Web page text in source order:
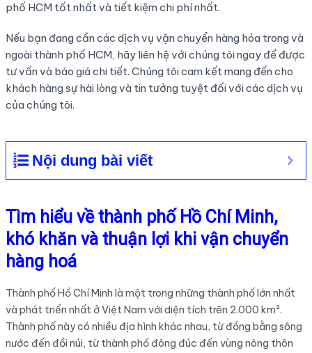
phố HCM tốt nhất và tiết kiệm chi phí nhất.
Nếu bạn đang cần các dịch vụ vận chuyển hàng hóa trong và
ngoài thành phố HCM, hãy liên hệ với chúng tôi ngay để được
tư vấn và báo giá chi tiết. Chúng tôi cam kết mang đến cho
khách hàng sự hài lòng và tin tưởng tuyệt đối với các dịch vụ
của chúng tôi.
Nội dung bài viết
Tìm hiểu về thành phố Hồ Chí Minh,
khó khăn và thuận lợi khi vận chuyển
hàng hoá
Thành phố Hồ Chí Minh là một trong những thành phố lớn nhất
và phát triển nhất ở Việt Nam với diện tích trên 2.000 km².
Thành phố này có nhiều địa hình khác nhau, từ đồng bằng sông
nước đến đồi núi, từ thành phố đông đúc đến vùng nông thôn